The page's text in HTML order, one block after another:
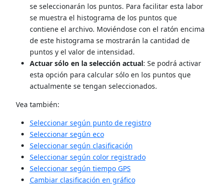
se seleccionarán los puntos. Para facilitar esta labor
se muestra el histograma de los puntos que
contiene el archivo. Moviéndose con el ratón encima
de este histograma se mostrarán la cantidad de
puntos y el valor de intensidad.
Actuar sólo en la selección actual: Se podrá activar
esta opción para calcular sólo en los puntos que
actualmente se tengan seleccionados.
Vea también:
Seleccionar según punto de registro
Seleccionar según eco
Seleccionar según clasificación
Seleccionar según color registrado
Seleccionar según tiempo GPS
Cambiar clasificación en gráfico